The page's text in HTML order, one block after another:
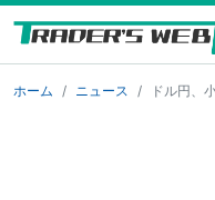
ホーム ニュース ドル円、